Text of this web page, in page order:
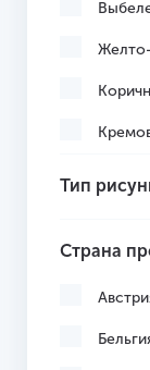
Серо-
Тип
Страна